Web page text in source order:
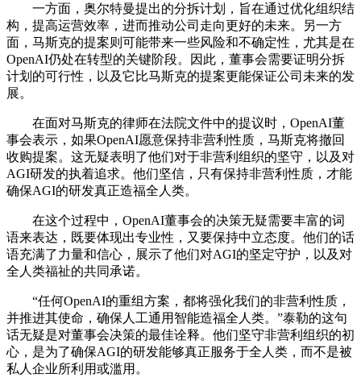
一方面，奥尔特曼提出的分拆计划，旨在通过优化组织结
构，提高运营效率，进而推动公司走向更好的未来。另一方
面，马斯克的提案则可能带来一些风险和不确定性，尤其是在
OpenAI仍处在转型的关键阶段。因此，董事会需要证明分拆
计划的可行性，以及它比马斯克的提案更能保证公司未来的发
展。
在面对马斯克的律师在法院文件中的提议时，OpenAI董
事会表示，如果OpenAI愿意保持非营利性质，马斯克将撤回
收购提案。这无疑表明了他们对于非营利组织的坚守，以及对
AGI研发的执着追求。他们坚信，只有保持非营利性质，才能
确保AGI的研发真正造福全人类。
在这个过程中，OpenAI董事会的决策无疑需要丰富的词
语来表达，既要体现出专业性，又要保持中立态度。他们的话
语充满了力量和信心，展示了他们对AGI的坚定守护，以及对
全人类福祉的共同承诺。
“任何OpenAI的重组方案，都将强化我们的非营利性质，
并推进其使命，确保人工通用智能造福全人类。”泰勒的这句
话无疑是对董事会决策的最佳诠释。他们坚守非营利组织的初
心，是为了确保AGI的研发能够真正服务于全人类，而不是被
私人企业所利用或滥用。